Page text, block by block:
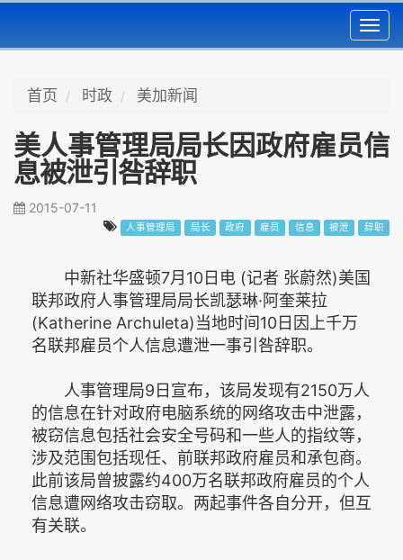
首页 时政 美加新闻
美人事管理局局长因政府雇员信
息被泄引咎辞职
2015-07-11
人事管理局 局长 政府 雇员 信息 被泄 辞职
中新社华盛顿7月10日电 (记者 张蔚然)美国
联邦政府人事管理局局长凯瑟琳·阿奎莱拉
(Katherine Archuleta)当地时间10日因上千万
名联邦雇员个人信息遭泄一事引咎辞职。
人事管理局9日宣布，该局发现有2150万人
的信息在针对政府电脑系统的网络攻击中泄露，
被窃信息包括社会安全号码和一些人的指纹等，
涉及范围包括现任、前联邦政府雇员和承包商。
此前该局曾披露约400万名联邦政府雇员的个人
信息遭网络攻击窃取。两起事件各自分开，但互
有关联。